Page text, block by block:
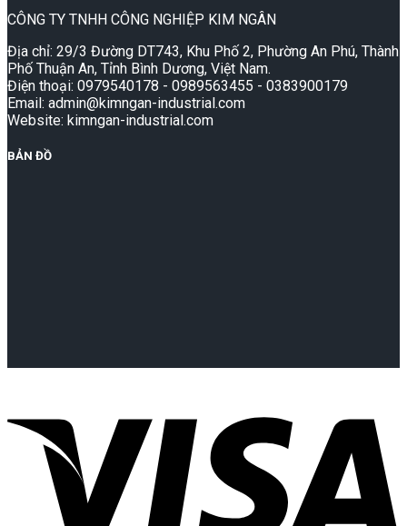
CÔNG TY TNHH CÔNG NGHIỆP KIM NGÂN
Địa chỉ: 29/3 Đường DT743, Khu Phố 2, Phường An Phú, Thành
Phố Thuận An, Tỉnh Bình Dương, Việt Nam.
Điện thoại: 0979540178 - 0989563455 - 0383900179
Email: admin@kimngan-industrial.com
Website: kimngan-industrial.com
BẢN ĐỒ